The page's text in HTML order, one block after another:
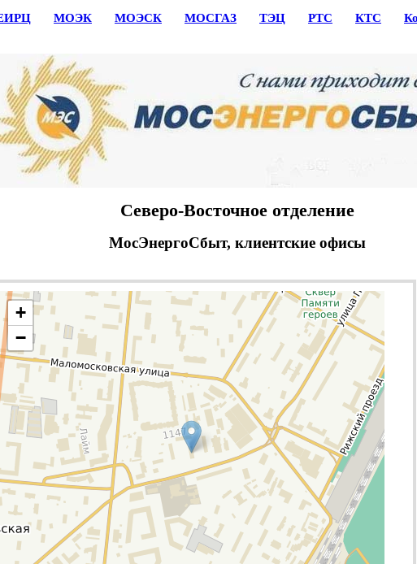
МОЭК МОЭСК МОСГАЗ ТЭЦ РТС КТС
Северо-Восточное отделение
МосЭнергоСбыт, клиентские офисы
+
−